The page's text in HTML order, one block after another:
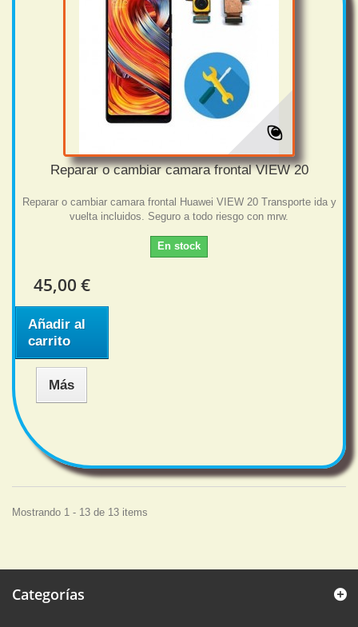
Reparar o cambiar camara frontal VIEW 20
Reparar o cambiar camara frontal Huawei VIEW 20 Transporte ida y
vuelta incluidos. Seguro a todo riesgo con mrw.
En stock
45,00 €
Añadir al
carrito
Más
Mostrando 1 - 13 de 13 items
Categorías